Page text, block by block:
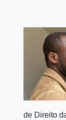
de Direito